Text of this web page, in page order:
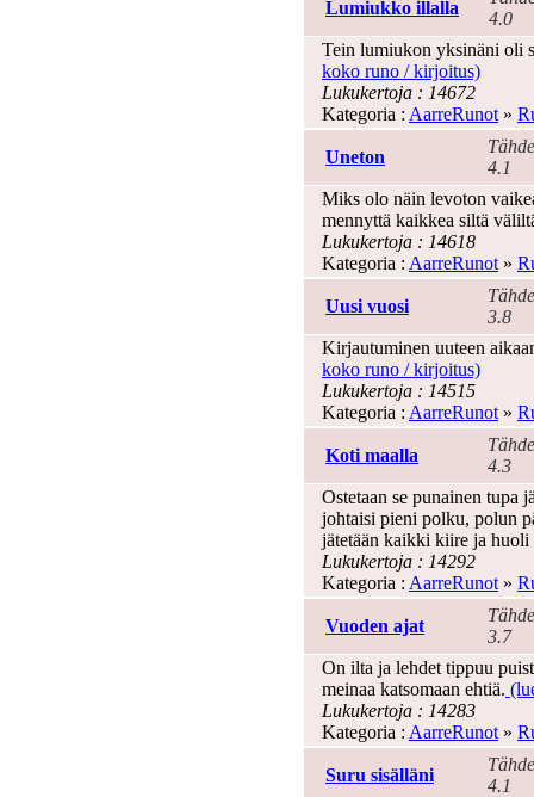
Lumiukko illalla
4.0
Tein lumiukon yksinäni oli
koko runo / kirjoitus)
Lukukertoja : 14672
Kategoria : AarreRunot »
Uneton
4.1
Miks olo näin levoton
mennyttä kaikkea siltä
Lukukertoja : 14618
Kategoria : AarreRunot »
Uusi vuosi
3.8
Kirjautuminen uuteen
koko runo / kirjoitus)
Lukukertoja : 14515
Kategoria : AarreRunot »
Koti maalla
4.3
Ostetaan se punainen tupa
johtaisi pieni polku, polun
jätetään kaikki kiire ja
Lukukertoja : 14292
Kategoria : AarreRunot »
Vuoden ajat
3.7
On ilta ja lehdet tippuu
meinaa katsomaan ehtiä.
Lukukertoja : 14283
Kategoria : AarreRunot »
Suru sisälläni
4.1